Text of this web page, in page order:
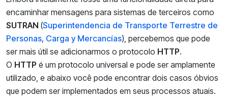
encaminhar mensagens para sistemas de terceiros como
SUTRAN (Superintendencia de Transporte Terrestre de
Personas, Carga y Mercancías), percebemos que pode
ser mais útil se adicionarmos o protocolo HTTP.
O HTTP é um protocolo universal e pode ser amplamente
utilizado, e abaixo você pode encontrar dois casos óbvios
que podem ser implementados em seus processos atuais.